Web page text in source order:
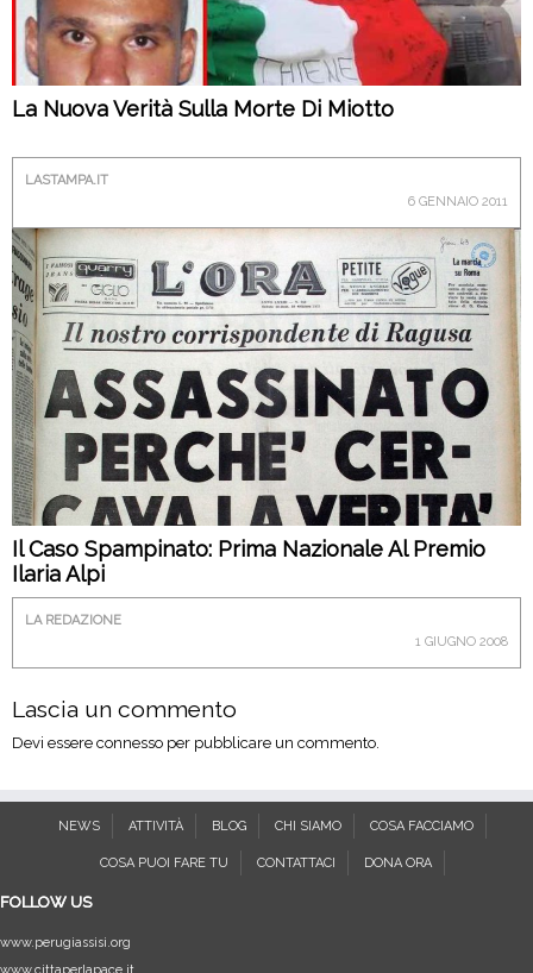
La Nuova Verità Sulla Morte Di Miotto
LASTAMPA.IT
6 GENNAIO 2011
Il Caso Spampinato: Prima Nazionale Al Premio
Ilaria Alpi
LA REDAZIONE
1 GIUGNO 2008
Lascia un commento
Devi essere connesso per pubblicare un commento.
NEWS ATTIVITÀ BLOG CHI SIAMO COSA FACCIAMO
COSA PUOI FARE TU CONTATTACI DONA ORA
FOLLOW US
www.perugiassisi.org